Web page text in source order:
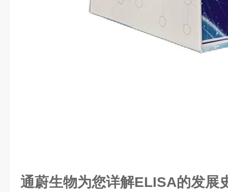
通蔚生物为您详解ELISA的发展